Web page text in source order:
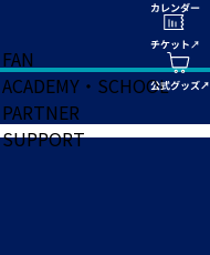
FAN
ACADEMY・SCHOOL
PARTNER
SUPPORT